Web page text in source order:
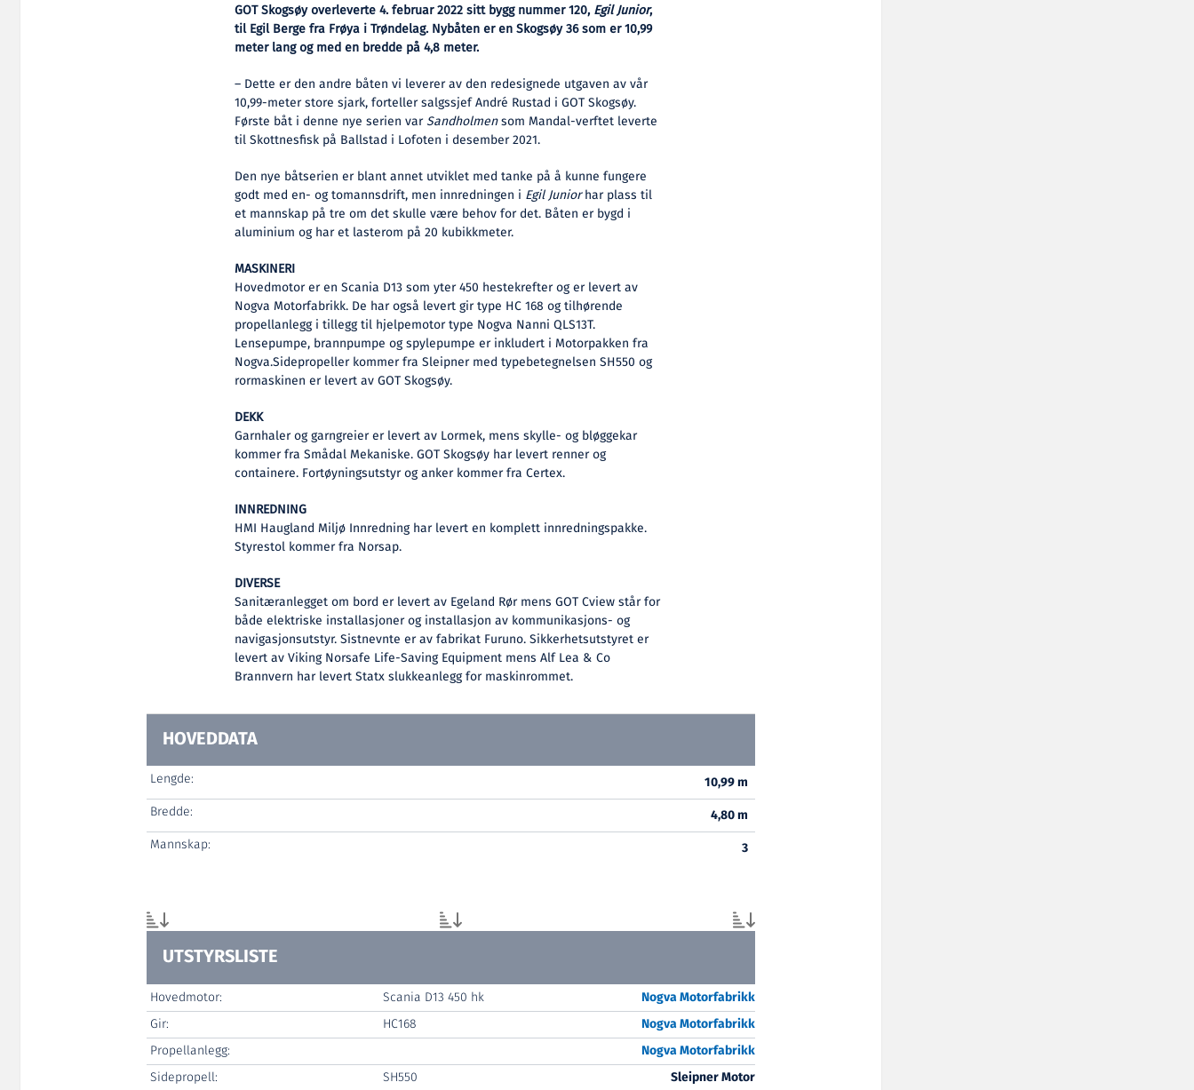
GOT Skogsøy overleverte 4. februar 2022 sitt bygg nummer 120, Egil Junior,
til Egil Berge fra Frøya i Trøndelag. Nybåten er en Skogsøy 36 som er 10,99
meter lang og med en bredde på 4,8 meter.
– Dette er den andre båten vi leverer av den redesignede utgaven av vår
10,99-meter store sjark, forteller salgssjef André Rustad i GOT Skogsøy.
Første båt i denne nye serien varSandholmensom Mandal-verftet leverte
til Skottnesfisk på Ballstad i Lofoten i desember 2021.
Den nye båtserien er blant annet utviklet med tanke på å kunne fungere
godt med en- og tomannsdrift, men innredningen i Egil Juniorhar plass til
et mannskap på tre om det skulle være behov for det. Båten er bygd i
aluminium og har et lasterom på 20 kubikkmeter.
MASKINERI
Hovedmotor er en Scania D13 som yter 450 hestekrefter og er levert av
Nogva Motorfabrikk. De har også levert gir type HC 168 og tilhørende
propellanlegg i tillegg til hjelpemotor type Nogva Nanni QLS13T.
Lensepumpe, brannpumpe og spylepumpe er inkludert i Motorpakken fra
Nogva.Sidepropeller kommer fra Sleipner med typebetegnelsen SH550 og
rormaskinen er levert av GOT Skogsøy.
DEKK
Garnhaler og garngreier er levert av Lormek, mens skylle- og bløggekar
kommer fra Smådal Mekaniske. GOT Skogsøy har levert renner og
containere. Fortøyningsutstyr og anker kommer fra Certex.
INNREDNING
HMI Haugland Miljø Innredning har levert en komplett innredningspakke.
Styrestol kommer fra Norsap.
DIVERSE
Sanitæranlegget om bord er levert av Egeland Rør mens GOT Cview står for
både elektriske installasjoner og installasjon av kommunikasjons- og
navigasjonsutstyr. Sistnevnte er av fabrikat Furuno. Sikkerhetsutstyret er
levert av Viking Norsafe Life-Saving Equipment mens Alf Lea & Co
Brannvern har levert Statx slukkeanlegg for maskinrommet.
HOVEDDATA
Lengde:
10,99 m
Bredde:
4,80 m
Mannskap:
3
UTSTYRSLISTE
Hovedmotor: Scania D13 450 hk
Nogva Motorfabrikk
Gir:
HC168
Nogva Motorfabrikk
Propellanlegg:
Nogva Motorfabrikk
Sidepropell:
SH550
Sleipner Motor